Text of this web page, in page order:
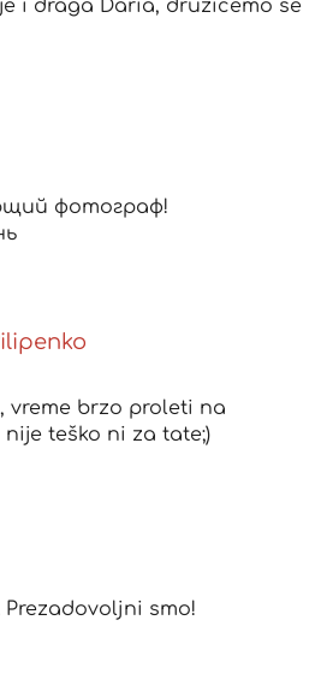
i draga Daria, druzicemo se
фотограф!
vreme brzo proleti na
teško ni za tate;)
smo!